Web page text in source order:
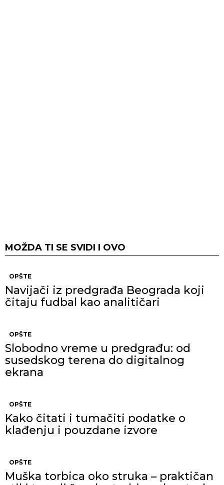
MOŽDA TI SE SVIDI I OVO
OPŠTE
Navijači iz predgrađa Beograda koji
čitaju fudbal kao analitičari
OPŠTE
Slobodno vreme u predgrađu: od
susedskog terena do digitalnog
ekrana
OPŠTE
Kako čitati i tumačiti podatke o
klađenju i pouzdane izvore
OPŠTE
Muška torbica oko struka – praktičan